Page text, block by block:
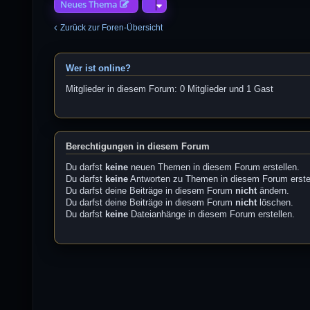
Neues Thema
Zurück zur Foren-Übersicht
Wer ist online?
Mitglieder in diesem Forum: 0 Mitglieder und 1 Gast
Berechtigungen in diesem Forum
Du darfst keine neuen Themen in diesem Forum erstellen.
Du darfst keine Antworten zu Themen in diesem Forum
Du darfst deine Beiträge in diesem Forum nichtändern.
Du darfst deine Beiträge in diesem Forum nichtlöschen.
Du darfst keine Dateianhänge in diesem Forum erstellen.